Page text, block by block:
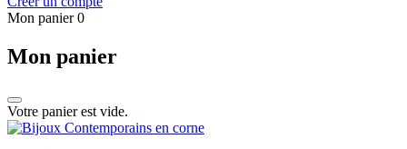
Mon panier 0
Mon panier
Votre panier est vide.